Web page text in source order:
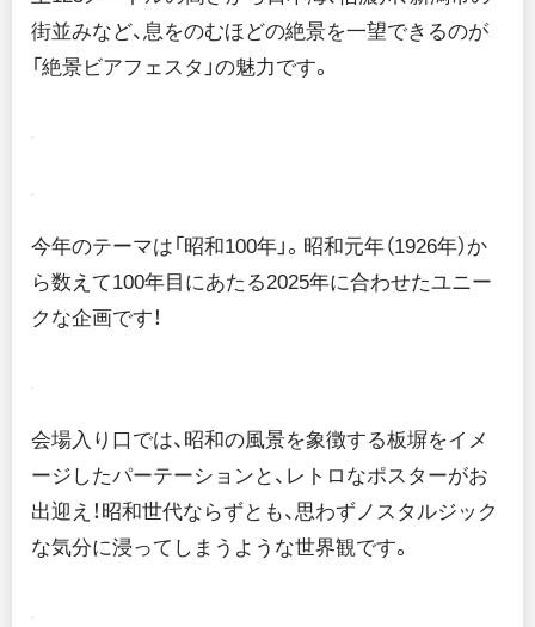
街並みなど、息をのむほどの絶景を一望できるのが
「絶景ビアフェスタ」の魅力です。
今年のテーマは「昭和100年」。昭和元年（1926年）か
ら数えて100年目にあたる2025年に合わせたユニー
クな企画です！
会場入り口では、昭和の風景を象徴する板塀をイメ
ージしたパーテーションと、レトロなポスターがお
出迎え！昭和世代ならずとも、思わずノスタルジック
な気分に浸ってしまうような世界観です。